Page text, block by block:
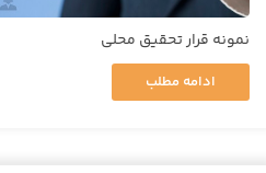
نمونه قرار تحقیق محلی
ادامه مطلب